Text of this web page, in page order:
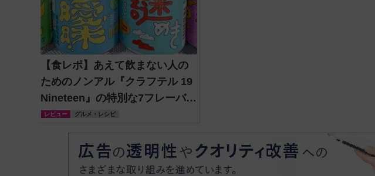
【食レポ】あえて飲まない人の
ためのノンアル『クラフテル 19
Nineteen』の特別な7フレーバー
を飲み比べ【ソバーキュリア
レビュー グルメ・レシピ